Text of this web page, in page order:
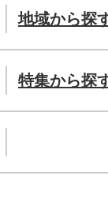
地域から探
特集から探